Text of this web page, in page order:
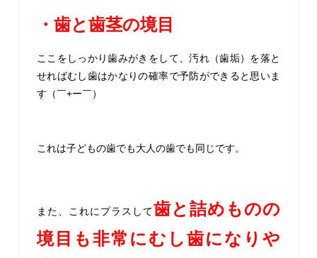
・歯と歯茎の境目
ここをしっかり歯みがきをして、汚れ（歯垢）を落と
せればむし歯はかなりの確率で予防ができると思いま
す（￣+ー￣）
これは子どもの歯でも大人の歯でも同じです。
また、これにプラスして歯と詰めものの
境目も非常にむし歯になりや